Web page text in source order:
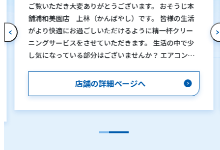
ご覧いただき大変ありがとうございます。 おそうじ本
舗浦和美園店 上林（かんばやし）です。 皆様の生活
がより快適にお過ごしいただけるように精一杯クリー
ニングサービスをさせていただきます。 生活の中で少
し気になっている部分はございませんか？ エアコンの
困りごとやご自身では手が出せないような部分はぜひ
店舗の詳細ページへ